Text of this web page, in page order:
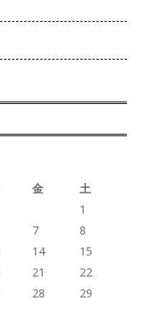
金
土
1
7
8
14
15
21
22
28
29